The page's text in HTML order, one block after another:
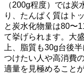
（200g程度）では
り、たんぱく質はト
と炭水化物量は80〜
て挙げられます。大
上、脂質も30g台後
つけたい人や高消費
適量を見極めること